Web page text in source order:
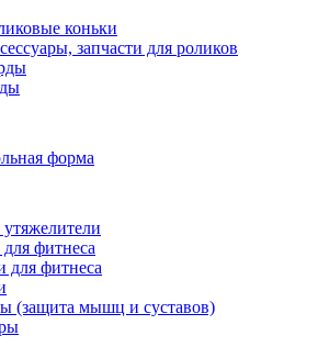
коньки
запчасти для роликов
форма
фитнеса
для фитнеса
(защита мышц и суставов)